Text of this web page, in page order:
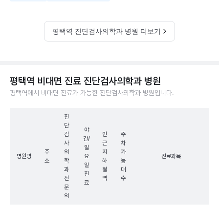
평택역 진단검사의학과 병원 더보기
평택역 비대면 진료 진단검사의학과 병원
평택역에서 비대면 진료가 가능한 진단검사의학과 병원입니다.
병원명
주
소
진
단
검
사
의
학
과
전
문
의
야
간/
일
요
일
진
료
인
근
지
하
철
역
주
차
가
능
대
수
진료과목